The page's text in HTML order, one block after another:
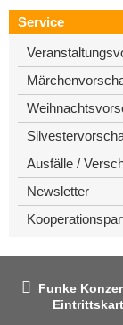
Service
Ausfälle /
Newsletter
Funke